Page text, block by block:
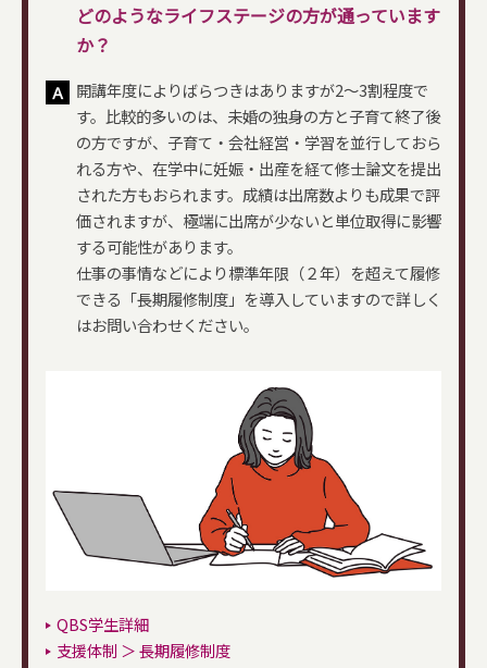
どのようなライフステージの方が通っています
か？
Ａ
開講年度によりばらつきはありますが2～3割程度で
す。比較的多いのは、未婚の独身の方と子育て終了後
の方ですが、子育て・会社経営・学習を並行しておら
れる方や、在学中に妊娠・出産を経て修士論文を提出
された方もおられます。成績は出席数よりも成果で評
価されますが、極端に出席が少ないと単位取得に影響
する可能性があります。
仕事の事情などにより標準年限（２年）を超えて履修
できる「長期履修制度」を導入していますので詳しく
はお問い合わせください。
QBS学生詳細
支援体制 ＞ 長期履修制度